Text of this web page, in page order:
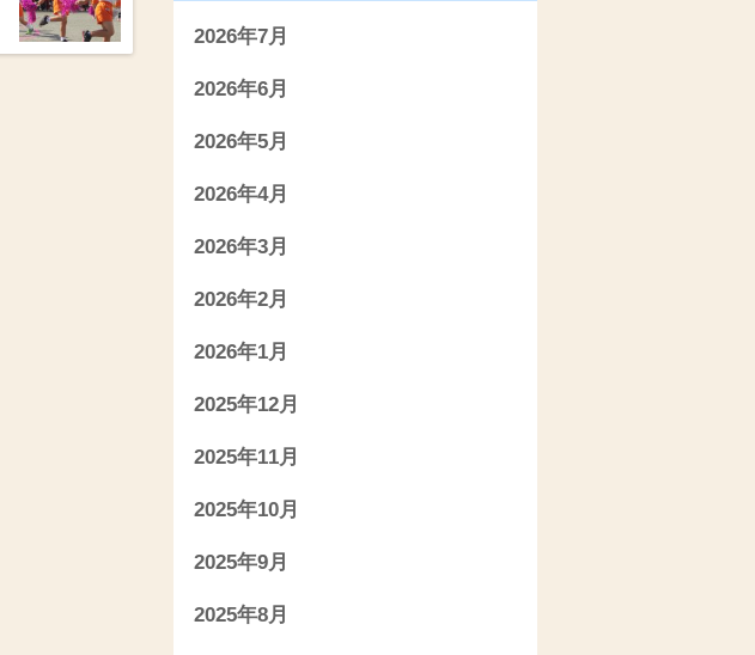
2026年7月
2026年6月
2026年5月
2026年4月
2026年3月
2026年2月
2026年1月
2025年12月
2025年11月
2025年10月
2025年9月
2025年8月